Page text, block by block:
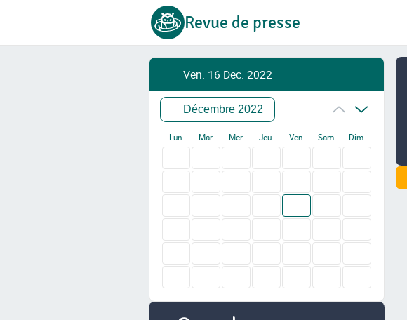
Revue de presse
Ven. 16 Dec. 2022
Décembre 2022
Lun. Mar. Mer. Jeu. Ven. Sam. Dim.